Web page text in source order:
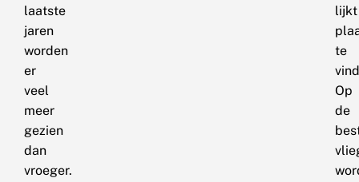
laatste
jaren
worden
er
veel
meer
gezien
dan
vroeger.
lijkt
te
Op
de